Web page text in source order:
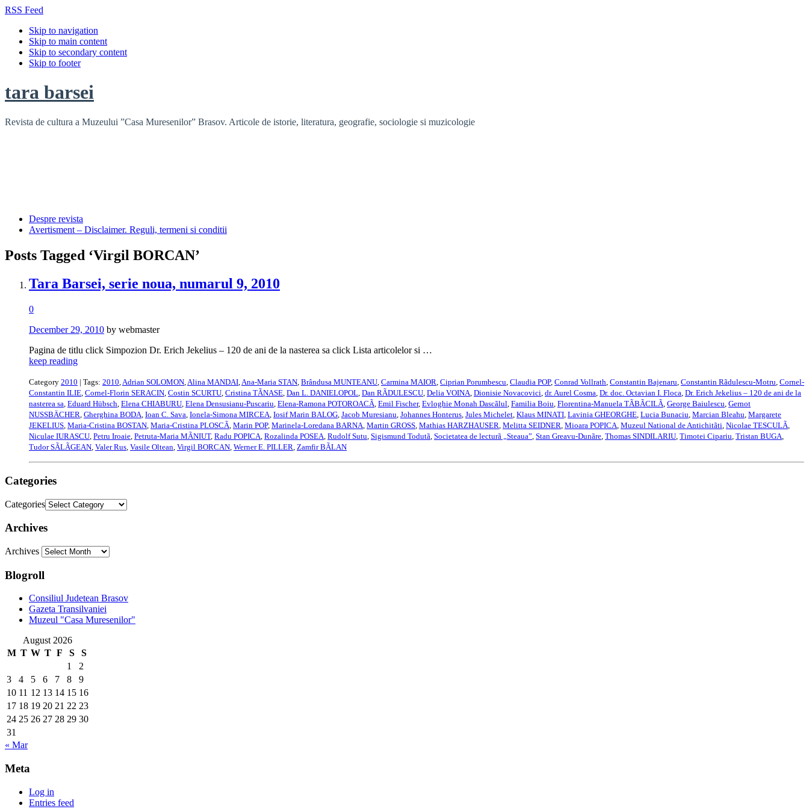
RSS Feed
Skip to navigation
Skip to main content
Skip to secondary content
Skip to footer
tara barsei
Revista de cultura a Muzeului ”Casa Muresenilor” Brasov. Articole de istorie, literatura, geografie, sociologie si muzicologie
Despre revista
Avertisment – Disclaimer. Reguli, termeni si conditii
Posts Tagged ‘Virgil BORCAN’
Tara Barsei, serie noua, numarul 9, 2010
0
December 29, 2010 by webmaster
Pagina de titlu click Simpozion Dr. Erich Jekelius – 120 de ani de la nasterea sa click Lista articolelor si …
keep reading
Category 2010 | Tags: 2010,Adrian SOLOMON,Alina MANDAI,Ana-Maria STAN, Brândusa MUNTEANU, Carmina MAIOR, Ciprian Porumbescu, Claudia POP, Conrad Vollrath, Constantin Bajenaru, Constantin Rãdulescu-Motru, Cornel-
Constantin ILIE, Cornel-Florin SERACIN, Costin SCURTU, Cristina TÃNASE, Dan L. DANIELOPOL, Dan RÃDULESCU, Delia VOINA, Dionisie Novacovici, dr. Aurel Cosma, Dr. doc. Octavian I. Floca, Dr. Erich Jekelius – 120 de ani de la
nasterea sa, Eduard Hübsch, Elena CHIABURU, Elena Densusianu-Puscariu, Elena-Ramona POTOROACÃ, Emil Fischer, Evloghie Monah Dascãlul, Familia Boiu, Florentina-Manuela TÃBÃCILÃ, George Baiulescu, Gernot
NUSSBÄCHER, Gherghina BODA, Ioan C. Sava, Ionela-Simona MIRCEA, Iosif Marin BALOG, Jacob Muresianu, Johannes Honterus, Jules Michelet, Klaus MINATI, Lavinia GHEORGHE, Lucia Bunaciu, Marcian Bleahu, Margarete
JEKELIUS, Maria-Cristina BOSTAN, Maria-Cristina PLOSCÃ, Marin POP, Marinela-Loredana BARNA, Martin GROSS, Mathias HARZHAUSER, Melitta SEIDNER, Mioara POPICA, Muzeul National de Antichitãti, Nicolae TESCULÃ,
Niculae IURASCU, Petru Iroaie, Petruta-Maria MÃNIUT, Radu POPICA, Rozalinda POSEA, Rudolf Sutu, Sigismund Todutã, Societatea de lecturã „Steaua”, Stan Greavu-Dunãre, Thomas SINDILARIU, Timotei Cipariu, Tristan BUGA,
Tudor SÃLÃGEAN, Valer Rus, Vasile Oltean, Virgil BORCAN, Werner E. PILLER, Zamfir BÃLAN
Categories
Categories
Archives
Archives
Blogroll
Consiliul Judetean Brasov
Gazeta Transilvaniei
Muzeul "Casa Muresenilor"
August 2026
M T W T F S
S
1
2
3
4 5 6 7 8
9
10 11 12 13 14 15 16
17 18 19 20 21 22 23
24 25 26 27 28 29 30
31
« Mar
Meta
Log in
Entries feed